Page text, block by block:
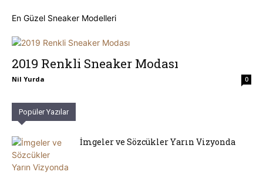
En Güzel Sneaker Modelleri
2019 Renkli Sneaker Modası
Nil Yurda 0
Popüler Yazılar
İmgeler ve Sözcükler Yarın Vizyonda